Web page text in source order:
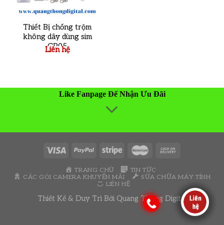
Thiết Bị chống trộm
không dây dùng sim
GP05
Liên hệ
Like Fanpage Để Nhận Ưu Đãi
TRANG CHỦ
TIN TỨC
CÁC GÓI CAMERA KHUYẾN MÃI
SỬA CHỮA MÁY TÍNH
LIÊN HỆ
Thiết Kế & Duy Trì Bởi Quang Thông Digital